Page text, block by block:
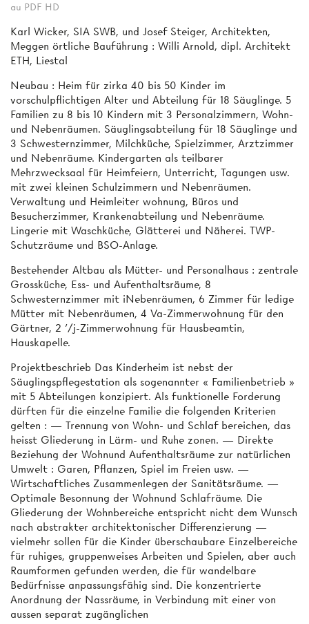
au PDF HD
Karl Wicker, SIA SWB, und Josef Steiger, Architekten,
Meggen örtliche Bauführung : Willi Arnold, dipl. Architekt
ETH, Liestal
Neubau : Heim für zirka 40 bis 50 Kinder im
vorschulpflichtigen Alter und Abteilung für 18 Säuglinge. 5
Familien zu 8 bis 10 Kindern mit 3 Personalzimmern, Wohn-
und Nebenräumen. Säuglingsabteilung für 18 Säuglinge und
3 Schwesternzimmer, Milchküche, Spielzimmer, Arztzimmer
und Nebenräume. Kindergarten als teilbarer
Mehrzwecksaal für Heimfeiern, Unterricht, Tagungen usw.
mit zwei kleinen Schulzimmern und Nebenräumen.
Verwaltung und Heimleiter­ wohnung, Büros und
Besucherzimmer, Krankenabteilung und Nebenräume.
Lingerie mit Waschküche, Glätterei und Näherei. TWP-
Schutzräume und BSO-Anlage.
Bestehender Altbau als Mütter- und Personalhaus : zentrale
Grossküche, Ess- und Aufenthaltsräume, 8
Schwesternzimmer mit iNebenräumen, 6 Zimmer für ledige
Mütter mit Nebenräumen, 4 Va-Zimmerwohnung für den
Gärtner, 2 ’/j-Zimmerwohnung für Hausbeamtin,
Hauskapelle.
Projektbeschrieb Das Kinderheim ist nebst der
Säuglingspflegestation als sogenannter « Familienbetrieb »
mit 5 Abteilungen konzipiert. Als funktionelle Forderung
dürften für die einzelne Familie die folgenden Kriterien
gelten : — Trennung von Wohn- und Schlaf­ bereichen, das
heisst Gliederung in Lärm- und Ruhe­ zonen. — Direkte
Beziehung der Wohnund Aufenthaltsräume zur natürlichen
Umwelt : Garen, Pflanzen, Spiel im Freien usw. —
Wirtschaftliches Zusammenlegen der Sanitätsräume. —
Optimale Besonnung der Wohnund Schlafräume. Die
Gliederung der Wohnbereiche entspricht nicht dem Wunsch
nach abstrakter architektonischer Differenzierung —
vielmehr sollen für die Kinder überschaubare Einzelbereiche
für ruhiges, gruppenweises Arbeiten und Spielen, aber auch
Raumformen gefunden werden, die für wandelbare
Bedürfnisse anpassungsfähig sind. Die konzentrierte
Anordnung der Nassräume, in Verbindung mit einer von
aussen separat zugänglichen